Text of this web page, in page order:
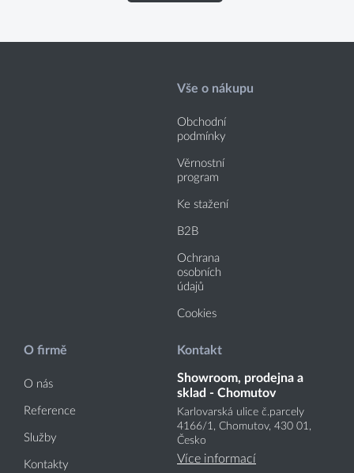
Vše o nákupu
Obchodní
podmínky
Věrnostní
program
Ke stažení
B2B
Ochrana
osobních
údajů
Cookies
O firmě
O nás
Reference
Služby
Kontakty
Kontakt
Showroom, prodejna a
sklad - Chomutov
Karlovarská ulice č.parcely
4166/1, Chomutov, 430 01,
Česko
Více informací